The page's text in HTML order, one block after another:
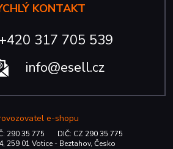
KONTAKT
+420 317 705 539
info@esell.cz
e-shopu
290 35 775 DIČ: CZ 290 35 775
259 01 Votice - Beztahov, Česko